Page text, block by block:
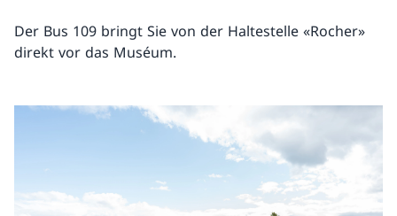
Der Bus 109 bringt Sie von der Haltestelle «Rocher»
direkt vor das Muséum.